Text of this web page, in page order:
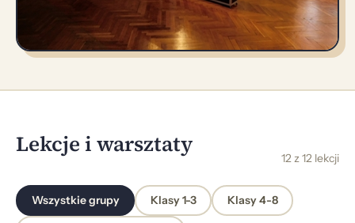
Lekcje i warsztaty 12 z 12 lekcji
Wszystkie grupy Klasy 1-3 Klasy 4-8